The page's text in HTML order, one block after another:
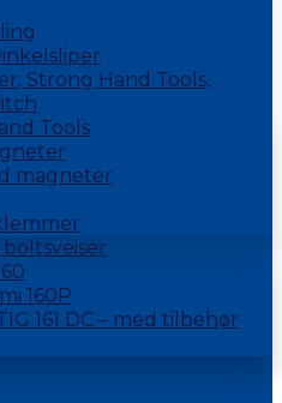
Strong Hand Tools,
Tools
magneter
boltsveiser
160P
161 DC – med tilbehør